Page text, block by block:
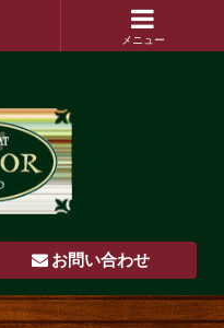
お問い合わせ
メニュー